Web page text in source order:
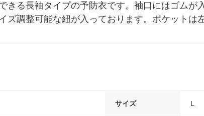
きる長袖タイプの予防衣です。袖口にはゴムが
ズ調整可能な紐が入っております。ポケットは
サイズ L